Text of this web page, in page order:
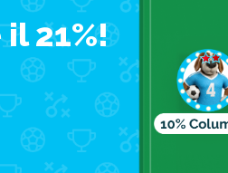
stagione secca,
Dicembre è in assoluto
21%!